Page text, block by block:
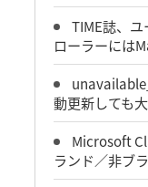
TIME誌、
ローラーには
動更新しても
Microsoft
ランド／非ブ